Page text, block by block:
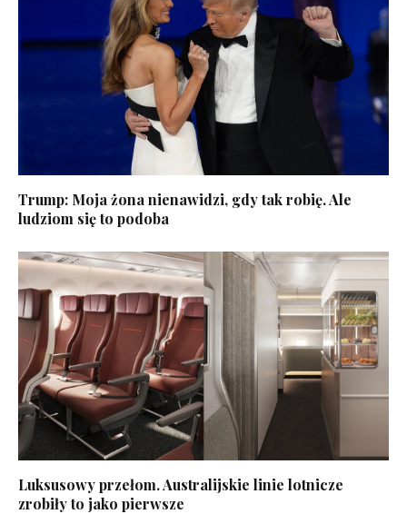
Trump: Moja żona nienawidzi, gdy tak robię. Ale
ludziom się to podoba
Luksusowy przełom. Australijskie linie lotnicze
zrobiły to jako pierwsze